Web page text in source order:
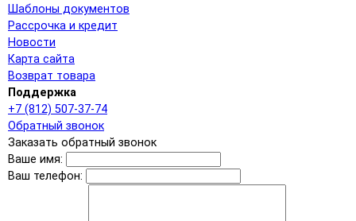
Шаблоны документов
Рассрочка и кредит
Новости
Карта сайта
Возврат товара
Поддержка
+7 (812) 507-37-74
Обратный звонок
Заказать обратный звонок
Ваше имя:
Ваш телефон: